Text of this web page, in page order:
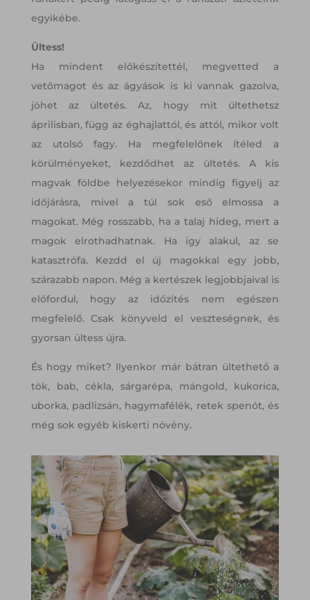
egyikébe.
Ültess!
Ha mindent előkészítettél, megvetted a
vetőmagot és az ágyások is ki vannak gazolva,
jöhet az ültetés. Az, hogy mit ültethetsz
áprilisban, függ az éghajlattól, és attól, mikor volt
az utolsó fagy. Ha megfelelőnek ítéled a
körülményeket, kezdődhet az ültetés. A kis
magvak földbe helyezésekor mindig figyelj az
időjárásra, mivel a túl sok eső elmossa a
magokat. Még rosszabb, ha a talaj hideg, mert a
magok elrothadhatnak. Ha így alakul, az se
katasztrófa. Kezdd el új magokkal egy jobb,
szárazabb napon. Még a kertészek legjobbjaival is
előfordul, hogy az időzítés nem egészen
megfelelő. Csak könyveld el veszteségnek, és
gyorsan ültess újra.
És hogy miket? Ilyenkor már bátran ültethető a
tök, bab, cékla, sárgarépa, mángold, kukorica,
uborka, padlizsán, hagymafélék, retek spenót, és
még sok egyéb kiskerti növény.